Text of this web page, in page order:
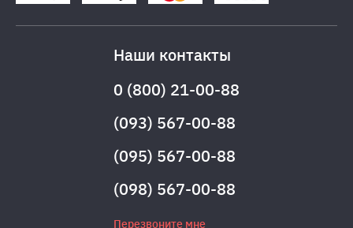
Наши контакты
0 (800) 21-00-88
(093) 567-00-88
(095) 567-00-88
(098) 567-00-88
Перезвоните мне